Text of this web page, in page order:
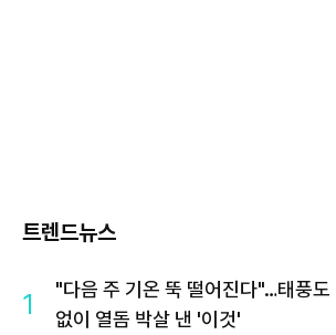
트렌드뉴스
1
"다음 주 기온 뚝 떨어진다"…태풍도
없이 열돔 박살 낸 '이것'